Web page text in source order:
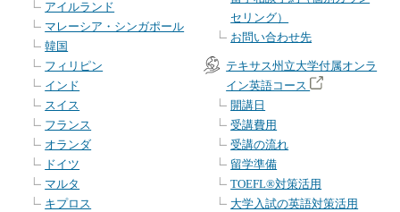
アイルランド
マレーシア・シンガポール
韓国
フィリピン
インド
スイス
フランス
オランダ
ドイツ
マルタ
キプロス
セリング）
お問い合わせ先
テキサス州立大学付属オンラ
イン英語コース
開講日
受講費用
受講の流れ
留学準備
TOEFL®対策活用
大学入試の英語対策活用